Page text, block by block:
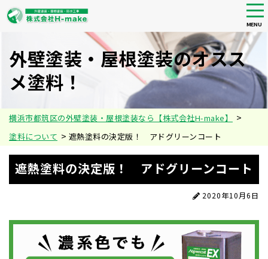
main
content
MENU
外壁塗装・屋根塗装のオスス
メ塗料！
横浜市都筑区の外壁塗装・屋根塗装なら【株式会社H-make】 >
塗料について > 遮熱塗料の決定版！ アドグリーンコート
遮熱塗料の決定版！ アドグリーンコート
2020年10月6日